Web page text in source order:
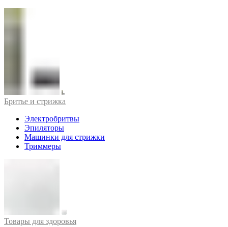
Бритье и стрижка
Электробритвы
Эпиляторы
Машинки для стрижки
Триммеры
Товары для здоровья